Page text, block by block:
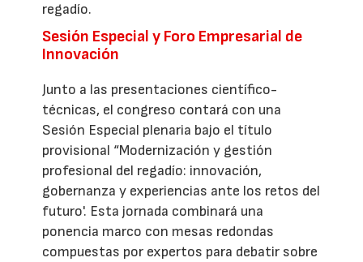
regadío.
Sesión Especial y Foro Empresarial de
Innovación
Junto a las presentaciones científico-
técnicas, el congreso contará con una
Sesión Especial plenaria bajo el título
provisional “Modernización y gestión
profesional del regadío: innovación,
gobernanza y experiencias ante los retos del
futuro'. Esta jornada combinará una
ponencia marco con mesas redondas
compuestas por expertos para debatir sobre